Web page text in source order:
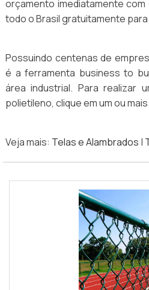
orçamento imediatamente
todo o Brasil gratuitamente
Possuindo centenas de
é a ferramenta business to
área industrial. Para realizar
polietileno, clique em um ou
Veja mais: Telas e Alambrados |